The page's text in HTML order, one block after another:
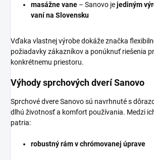
masážne vane – Sanovo jejediným
vaní na Slovensku
Vďaka vlastnej výrobe dokáže značka
požiadavky zákazníkov a ponúknuť riešenia
konkrétnemu priestoru.
Výhody sprchových dverí Sanovo
Sprchové dvere Sanovo sú navrhnuté s
dlhú životnosť a komfort používania. Medzi
patria:
robustný rám v chrómovanej úprave